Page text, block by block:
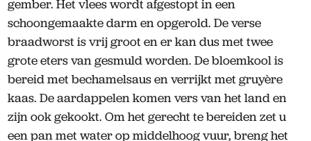
gember. Het vlees wordt afgestopt in een
schoongemaakte darm en opgerold. De verse
braadworst is vrij groot en er kan dus met twee
grote eters van gesmuld worden. De bloemkool is
bereid met bechamelsaus en verrijkt met gruyère
kaas. De aardappelen komen vers van het land en
zijn ook gekookt. Om het gerecht te bereiden zet u
een pan met water op middelhoog vuur, breng het